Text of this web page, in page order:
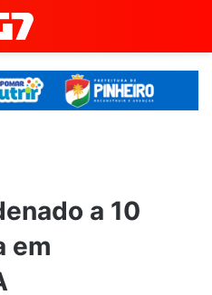
a 10
em